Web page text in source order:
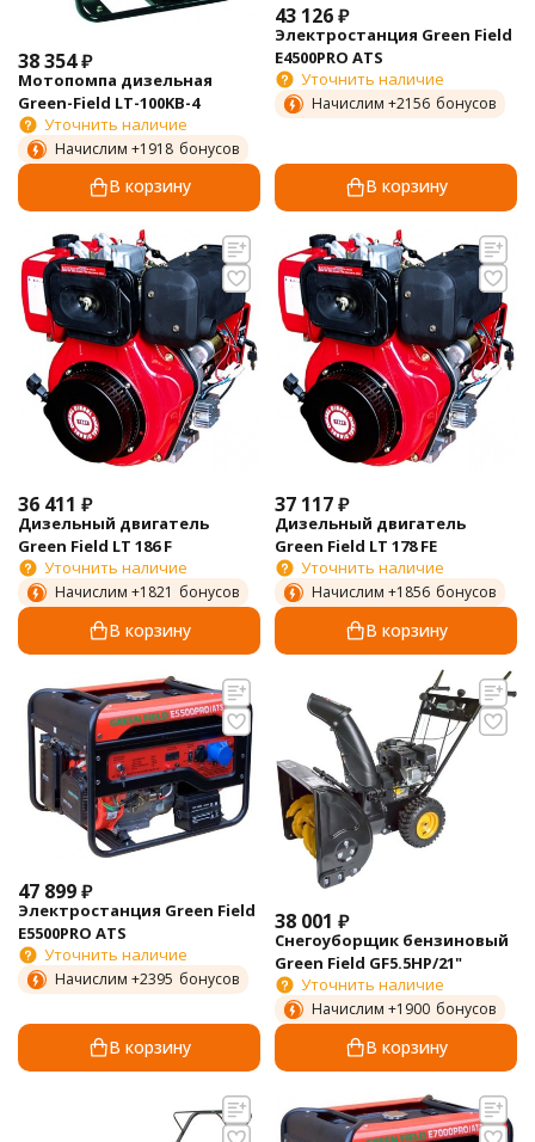
38 354₽
Мотопомпа дизельная
Green-Field LT-100KB-4
Уточнить наличие
Начислим +1918 бонусов
В корзину
43 126₽
Электростанция Green Field
E4500PRO ATS
Уточнить наличие
Начислим +2156 бонусов
В корзину
36 411 ₽
Дизельный двигатель
Green Field LT 186 F
Уточнить наличие
Начислим +1821 бонусов
В корзину
37 117₽
Дизельный двигатель
Green Field LT 178 FE
Уточнить наличие
Начислим +1856 бонусов
В корзину
47 899₽
Электростанция Green Field
E5500PRO ATS
Уточнить наличие
Начислим +2395 бонусов
В корзину
38 001 ₽
Снегоуборщик бензиновый
Green Field GF5.5HP/21"
Уточнить наличие
Начислим +1900 бонусов
В корзину